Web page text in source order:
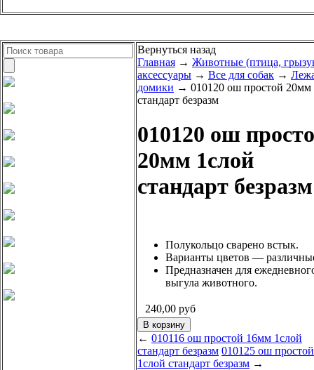
Вернуться назад
Главная → Животные (птица,
аксессуары → Все для собак →
домики → 010120 ош простой 20мм
стандарт безразм
010120 ош
20мм 1слой
стандарт безразм
Полукольцо сварено встык.
Варианты цветов —
Предназначен для
выгула животного.
240,00 руб
← 010116 ош простой 16мм 1слой
стандарт безразм 010125 ош
1слой стандарт безразм →